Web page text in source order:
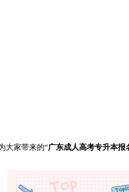
大家带来的“广东成人高考专升本报